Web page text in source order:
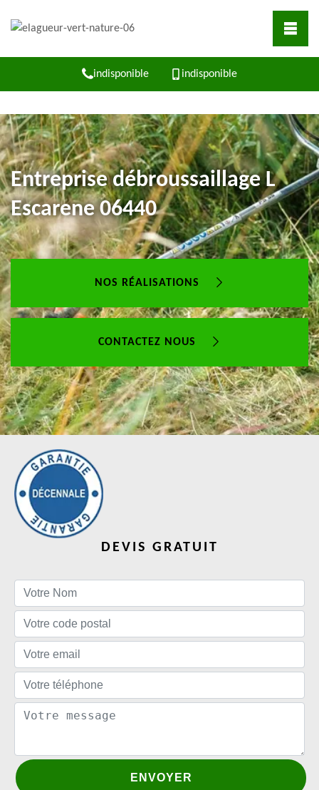
indisponible indisponible
Entreprise débroussaillage L
Escarene 06440
NOS RÉALISATIONS
CONTACTEZ NOUS
DEVIS GRATUIT